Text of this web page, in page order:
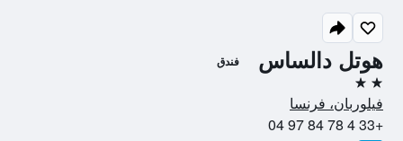
هوتل دالساس فندق
2 نجمتين
فيلوربان، فرنسا
+33 4 78 84 97 04